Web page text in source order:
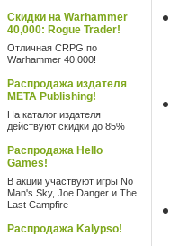
Скидки на Warhammer
40,000: Rogue Trader!
Отличная CRPG по
Warhammer 40,000!
Распродажа издателя
META Publishing!
На каталог издателя
действуют скидки до 85%
Распродажа Hello
Games!
В акции участвуют игры No
Man's Sky, Joe Danger и The
Last Campfire
Распродажа Kalypso!